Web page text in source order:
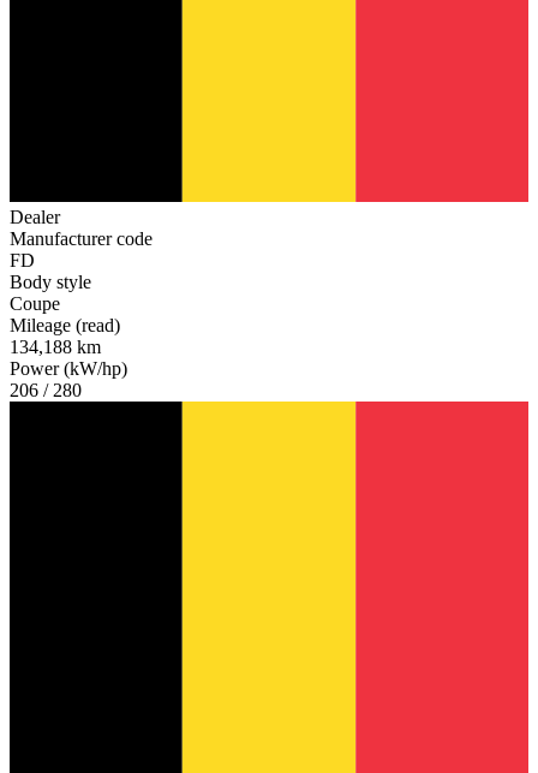
Dealer
Manufacturer code
FD
Body style
Coupe
Mileage (read)
134,188 km
Power (kW/hp)
206 / 280